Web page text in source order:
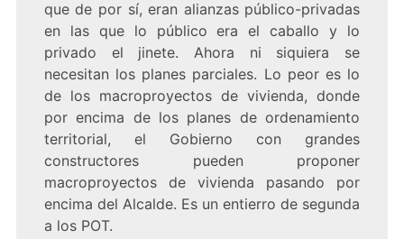
que de por sí, eran alianzas público-privadas
en las que lo público era el caballo y lo
privado el jinete. Ahora ni siquiera se
necesitan los planes parciales. Lo peor es lo
de los macroproyectos de vivienda, donde
por encima de los planes de ordenamiento
territorial, el Gobierno con grandes
constructores pueden proponer
macroproyectos de vivienda pasando por
encima del Alcalde. Es un entierro de segunda
a los POT.